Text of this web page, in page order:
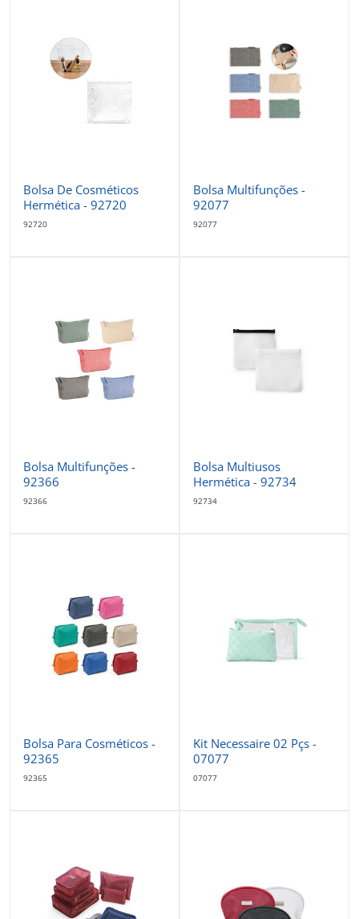
Bolsa De Cosméticos
Hermética - 92720
92720
Bolsa Multifunções -
92077
92077
Bolsa Multifunções -
92366
92366
Bolsa Multiusos
Hermética - 92734
92734
Bolsa Para Cosméticos -
92365
92365
Kit Necessaire 02 Pçs -
07077
07077